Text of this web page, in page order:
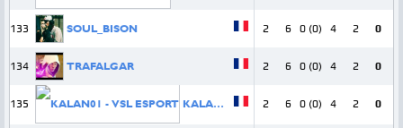
133 SOUL_BISON 2 6 0 (0) 4 2 0
134 TRAFALGAR 2 6 0 (0) 4 2 0
135 KALAN01 2 6 0 (0) 4 2 0